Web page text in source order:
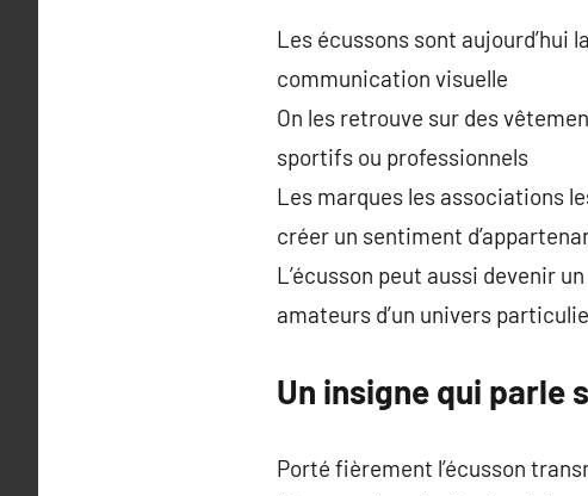
Les écussons sont aujourd’hui
communication visuelle
On les retrouve sur des
sportifs ou professionnels
Les marques les associations
créer un sentiment
L’écusson peut aussi devenir
amateurs d’un univers
Un insigne qui parle
Porté fièrement l’écusson